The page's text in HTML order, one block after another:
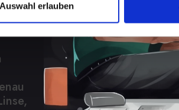
Auswahl erlauben